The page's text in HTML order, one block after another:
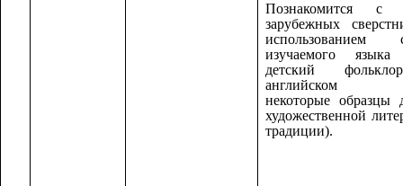
Познакомится с
зарубежных
использованием
изучаемого языка
детский
английском
некоторые образцы
художественной
традиции).